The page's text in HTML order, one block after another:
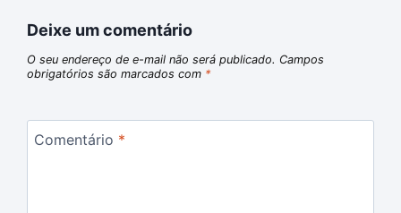
Deixe um comentário
O seu endereço de e-mail não será publicado. Campos
obrigatórios são marcados com *
Comentário *